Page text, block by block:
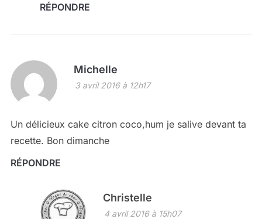
RÉPONDRE
Michelle
3 avril 2016 à 12h17
Un délicieux cake citron coco,hum je salive devant ta
recette. Bon dimanche
RÉPONDRE
Christelle
4 avril 2016 à 15h07